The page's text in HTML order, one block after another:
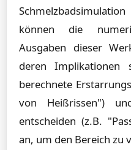
können die
Ausgaben dieser
deren Implikationen
berechnete
von Heißrissen")
entscheiden (z.B.
an, um den Bereich zu